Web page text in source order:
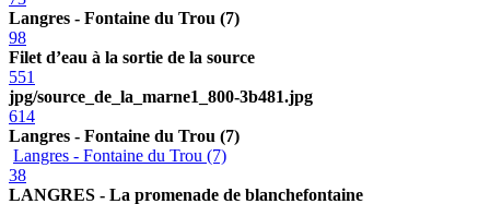
Langres - Fontaine du Trou (7)
98
Filet d’eau à la sortie de la source
551
jpg/source_de_la_marne1_800-3b481.jpg
614
Langres - Fontaine du Trou (7)
Langres - Fontaine du Trou (7)
38
LANGRES - La promenade de blanchefontaine